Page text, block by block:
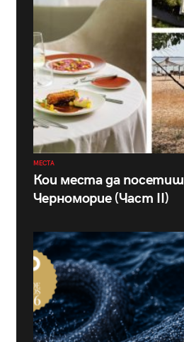
МЕСТА
Кои места да
Черноморие (Част II)